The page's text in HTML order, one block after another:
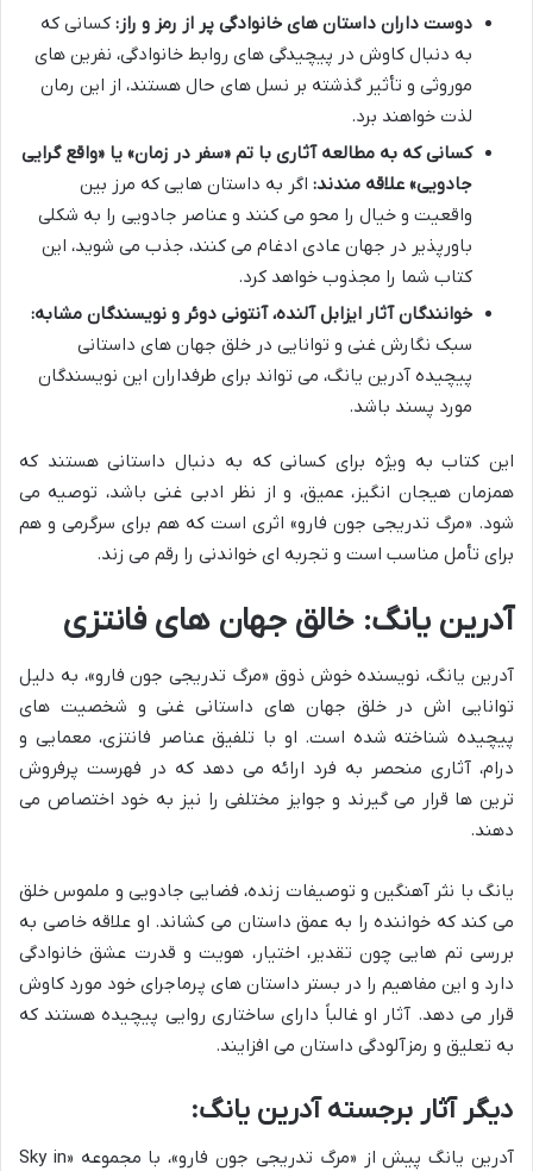
دوست داران داستان های خانوادگی پر از رمز و راز: کسانی که
به دنبال کاوش در پیچیدگی های روابط خانوادگی، نفرین های
موروثی و تأثیر گذشته بر نسل های حال هستند، از این رمان
لذت خواهند برد.
کسانی که به مطالعه آثاری با تم «سفر در زمان» یا «واقع گرایی
جادویی» علاقه مندند: اگر به داستان هایی که مرز بین
واقعیت و خیال را محو می کنند و عناصر جادویی را به شکلی
باورپذیر در جهان عادی ادغام می کنند، جذب می شوید، این
کتاب شما را مجذوب خواهد کرد.
خوانندگان آثار ایزابل آلنده، آنتونی دوئر و نویسندگان مشابه:
سبک نگارش غنی و توانایی در خلق جهان های داستانی
پیچیده آدرین یانگ، می تواند برای طرفداران این نویسندگان
مورد پسند باشد.
این کتاب به ویژه برای کسانی که به دنبال داستانی هستند که
همزمان هیجان انگیز، عمیق، و از نظر ادبی غنی باشد، توصیه می
شود. «مرگ تدریجی جون فارو» اثری است که هم برای سرگرمی و هم
برای تأمل مناسب است و تجربه ای خواندنی را رقم می زند.
آدرین یانگ: خالق جهان های فانتزی
آدرین یانگ، نویسنده خوش ذوق «مرگ تدریجی جون فارو»، به دلیل
توانایی اش در خلق جهان های داستانی غنی و شخصیت های
پیچیده شناخته شده است. او با تلفیق عناصر فانتزی، معمایی و
درام، آثاری منحصر به فرد ارائه می دهد که در فهرست پرفروش
ترین ها قرار می گیرند و جوایز مختلفی را نیز به خود اختصاص می
دهند.
یانگ با نثر آهنگین و توصیفات زنده، فضایی جادویی و ملموس خلق
می کند که خواننده را به عمق داستان می کشاند. او علاقه خاصی به
بررسی تم هایی چون تقدیر، اختیار، هویت و قدرت عشق خانوادگی
دارد و این مفاهیم را در بستر داستان های پرماجرای خود مورد کاوش
قرار می دهد. آثار او غالباً دارای ساختاری روایی پیچیده هستند که
به تعلیق و رمزآلودگی داستان می افزایند.
دیگر آثار برجسته آدرین یانگ:
آدرین یانگ پیش از «مرگ تدریجی جون فارو»، با مجموعه «Sky in